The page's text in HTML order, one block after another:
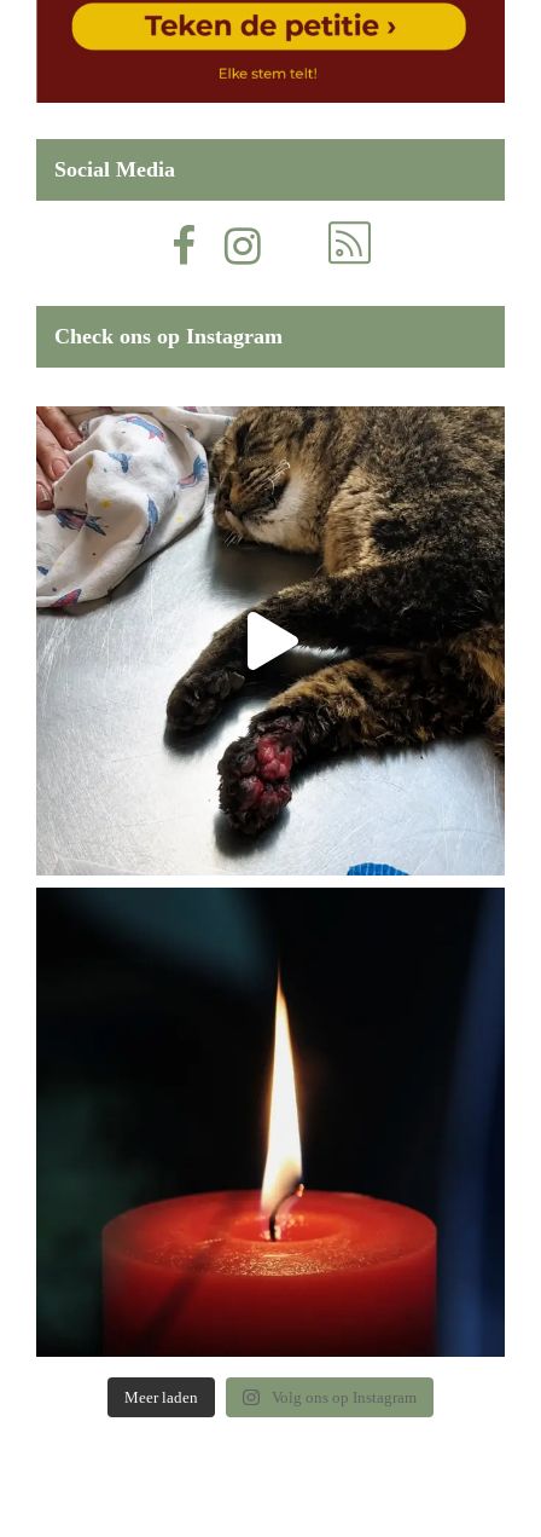
Social Media
Check ons op Instagram
Meer laden Volg ons op Instagram